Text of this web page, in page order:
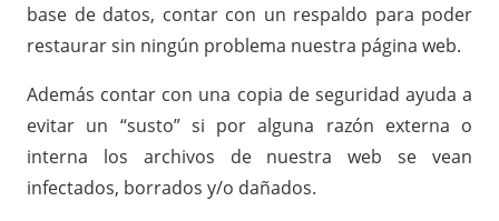
base de datos, contar con un respaldo para poder
restaurar sin ningún problema nuestra página web.
Además contar con una copia de seguridad ayuda a
evitar un “susto” si por alguna razón externa o
interna los archivos de nuestra web se vean
infectados, borrados y/o dañados.